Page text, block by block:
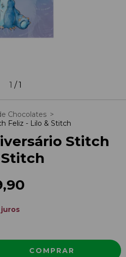
1 /1
Chocolates >
Feliz - Lilo & Stitch
Stitch
Stitch